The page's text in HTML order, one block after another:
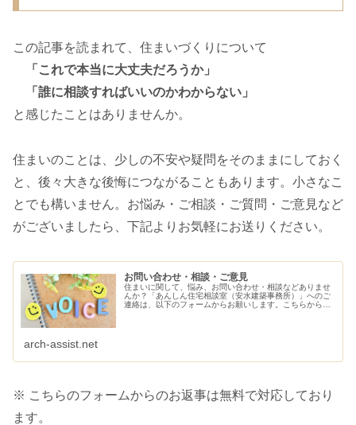
この記事を読まれて、住まいづくりについて
「これで本当に大丈夫だろうか」
「誰に相談すればいいのかわからない」
と感じたことはありませんか。
住まいのことは、少しの不安や疑問をそのままにしておく
と、後々大きな後悔につながることもあります。小さなこ
とでも構いません。お悩み・ご相談・ご質問・ご意見など
がございましたら、下記よりお気軽にお送りください。
お問い合わせ・相談・ご意見
住まいに関して、悩み、お問い合わせ・相談などありませ
んか？「あんしん住宅相談室（安水建築事務所）」へのご
連絡は、以下のフォームからお願いします。こちらから、
arch-assist.net
※ こちらのフォームからのお返事は無料で対応しており
ます。